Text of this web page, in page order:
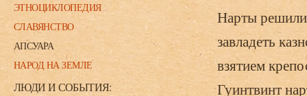
ЭТНОЦИКЛОПЕДИЯ
СЛАВЯНСТВО
АПСУАРА
НАРОД НА ЗЕМЛЕ
ЛЮДИ И СОБЫТИЯ:
Нарты решили
завладеть
взятием
Гуинтвинт